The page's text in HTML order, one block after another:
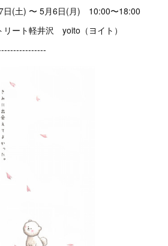
日(土) 〜 5月6日(月) 10:00〜18:00
ート軽井沢 yoito（ヨイト）